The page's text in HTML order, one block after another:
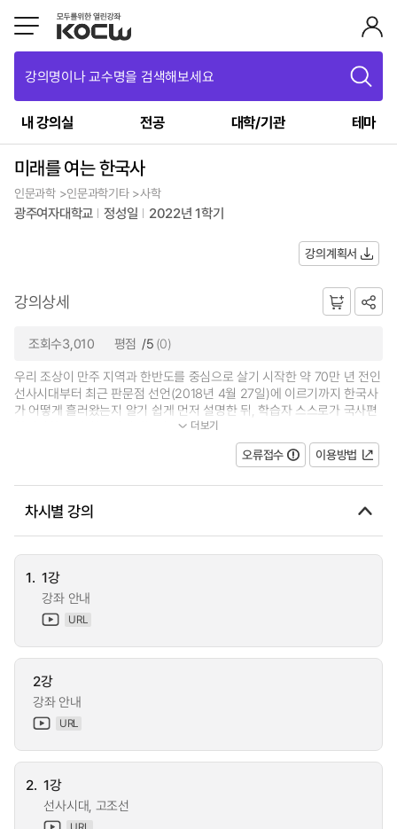
강의명이나 교수명을 검색해보세요
내 강의실 전공 대학/기관 테마
미래를 여는 한국사
인문과학 >인문과학기타 >사학
광주여자대학교 정성일 2022년 1학기
강의계획서
강의상세
조회수3,010 평점 /5 (0)
우리 조상이 만주 지역과 한반도를 중심으로 살기 시작한 약 70만 년 전인
선사시대부터 최근 판문점 선언(2018년 4월 27일)에 이르기까지 한국사
가 어떻게 흘러왔는지 알기 쉽게 먼저 설명한 뒤, 학습자 스스로가 국사편
찬위원회 주관 한국사검정능력시... 더보기
오류접수 이용방법
차시별 강의
1. 1강
강좌 안내
URL
2강
강좌 안내
URL
2. 1강
선사시대, 고조선